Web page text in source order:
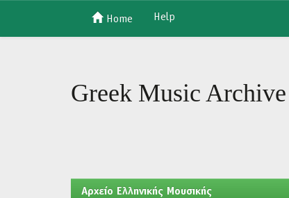
Home Help
Greek Music Archive
Aρχείο Ελληνικής Μουσικής